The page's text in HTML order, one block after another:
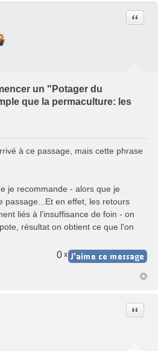
un "Potager du
que la permaculture: les
Citer
à ce passage, mais cette phrase
je recommande - alors que je
passage...Et en effet, les retours
liés à l'insuffisance de foin - on
résultat on obtient ce que l'on
0 x
Citer